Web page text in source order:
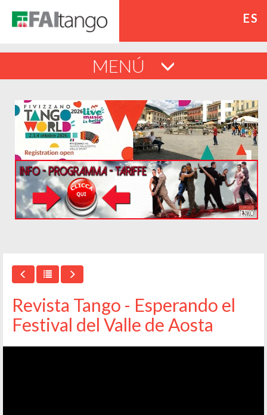
ES
MENÚ
Revista Tango - Esperando el
Festival del Valle de Aosta